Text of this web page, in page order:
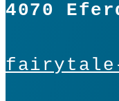
4070
fairytale-